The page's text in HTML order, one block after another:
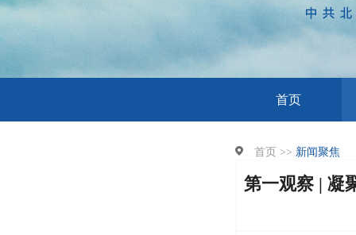
首页
首页 >> 新闻聚焦
第一观察 | 凝